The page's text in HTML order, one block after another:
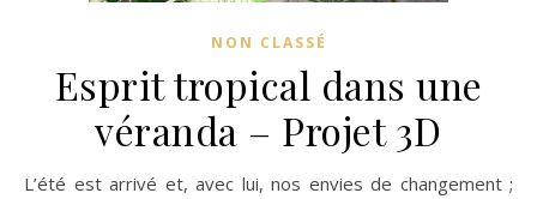
NON CLASSÉ
Esprit tropical dans une
véranda – Projet 3D
L’été est arrivé et, avec lui, nos envies de changement ;